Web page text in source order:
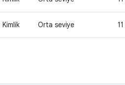
Kimlik Orta seviye 11